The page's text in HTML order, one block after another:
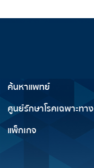
ค้นหาแพทย์
ศูนย์รักษาโรคเฉพาะทาง
แพ็กเกจ